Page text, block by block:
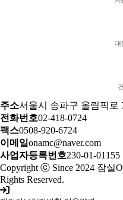
대
주소서울시 송파구 올림픽로
전화번호02-418-0724
팩스0508-920-6724
이메일onamc@naver.com
사업자등록번호230-01-01155
Copyright ⓒ Since 2024 잠실
Rights Reserved.